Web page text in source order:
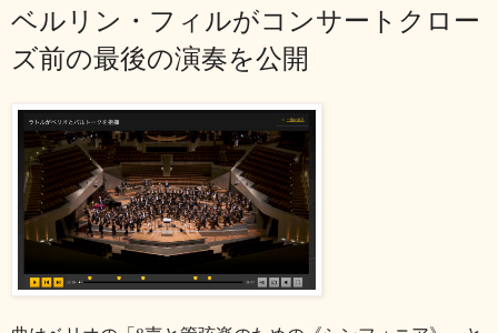
ベルリン・フィルがコンサートクロー
ズ前の最後の演奏を公開